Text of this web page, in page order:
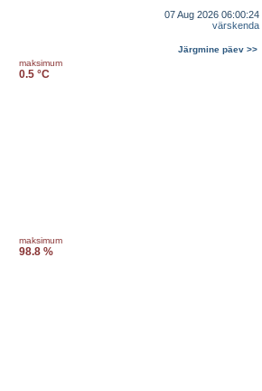
07 Aug 2026 06:00:24
värskenda
Järgmine päev >>
maksimum
0.5 °C
maksimum
98.8 %